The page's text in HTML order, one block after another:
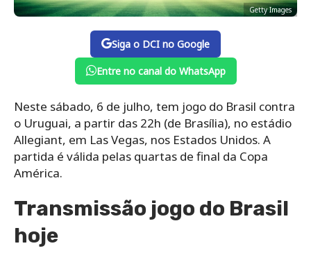
Getty Images
Siga o DCI no Google
Entre no canal do WhatsApp
Neste sábado, 6 de julho, tem jogo do Brasil contra
o Uruguai, a partir das 22h (de Brasília), no estádio
Allegiant, em Las Vegas, nos Estados Unidos. A
partida é válida pelas quartas de final da Copa
América.
Transmissão jogo do Brasil
hoje